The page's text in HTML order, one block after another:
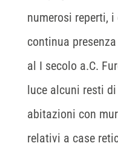
numerosi reperti,
continua
al I secolo a.C.
luce alcuni resti
abitazioni con
relativi a case